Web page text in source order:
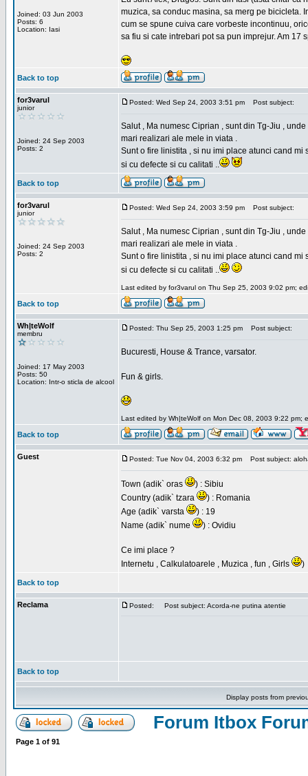
Joined: 03 Jun 2003
Posts: 6
Location: Iasi
muzica, sa conduc masina, sa merg pe bicicleta.
cum se spune cuiva care vorbeste incontinuu,
sa fiu si cate intrebari pot sa pun imprejur. Am 17
Back to top
for3varul
junior
Joined: 24 Sep 2003
Posts: 2
Posted: Wed Sep 24, 2003 3:51 pm Post subject:
Salut , Ma numesc Ciprian , sunt din Tg-Jiu ,
mari realizari ale mele in viata .
Sunt o fire linistita , si nu imi place atunci cand
si cu defecte si cu calitati ..
Back to top
for3varul
junior
Joined: 24 Sep 2003
Posts: 2
Posted: Wed Sep 24, 2003 3:59 pm Post subject:
Salut , Ma numesc Ciprian , sunt din Tg-Jiu ,
mari realizari ale mele in viata .
Sunt o fire linistita , si nu imi place atunci cand
si cu defecte si cu calitati ..
Last edited by for3varul on Thu Sep 25, 2003 9:02 pm;
Back to top
Wh|teWolf
membru
Joined: 17 May 2003
Posts: 50
Location: Intr-o sticla de alcool
Posted: Thu Sep 25, 2003 1:25 pm Post subject:
Bucuresti, House & Trance, varsator.
Fun & girls.
Last edited by Wh|teWolf on Mon Dec 08, 2003 9:22 pm;
Back to top
Guest Posted: Tue Nov 04, 2003 6:32 pm Post subject:
Town (adik` oras
) : Sibiu
Country (adik` tzara
) : Romania
Age (adik` varsta
) : 19
Name (adik` nume
) : Ovidiu
Ce imi place ?
Internetu , Calkulatoarele , Muzica , fun , Girls
)
Back to top
Reclama Posted: Post subject: Acorda-ne putina atentie
Back to top
Display posts from
Forum Itbox
Page 1 of 91